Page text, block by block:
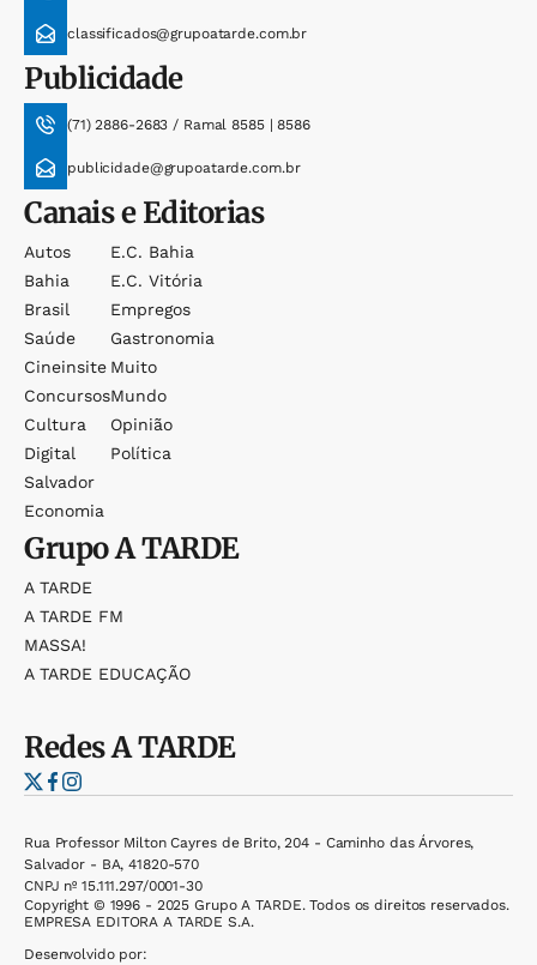
classificados@grupoatarde.com.br
Publicidade
(71) 2886-2683 / Ramal 8585 | 8586
publicidade@grupoatarde.com.br
Canais e Editorias
Autos
Bahia
Brasil
Saúde
Cineinsite
Concursos
Cultura
Digital
Salvador
Economia
E.c. Bahia
E.c. Vitória
Empregos
Gastronomia
Muito
Mundo
Opinião
Política
GrupoA TARDE
A TARDE
A TARDE FM
MASSA!
A TARDE EDUCAÇÃO
RedesA TARDE
Rua Professor Milton Cayres de Brito, 204 - Caminho das Árvores,
Salvador - BA, 41820-570
CNPJ nº 15.111.297/0001-30
Copyright © 1996 - 2025 Grupo A TARDE. Todos os direitos reservados.
EMPRESA EDITORA A TARDE S.A.
Desenvolvido por: